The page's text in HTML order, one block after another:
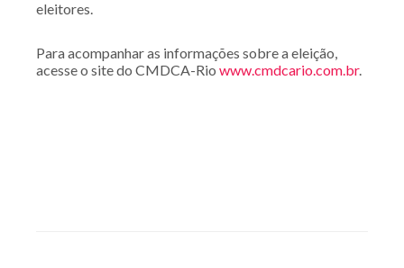
eleitores.
Para acompanharas informações sobre a eleição,
acesse o site do CMDCA-Rio www.cmdcario.com.br.